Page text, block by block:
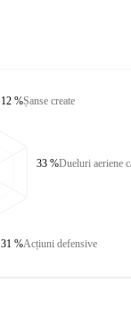
Șanse create
12 %
Dueluri aeriene
33 %
Acțiuni defensive
31 %